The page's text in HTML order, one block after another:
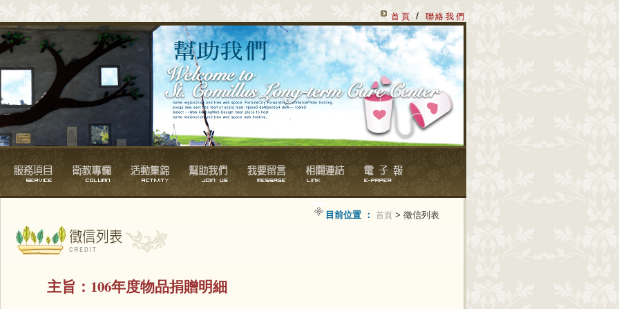
首頁 / 聯絡我們
目前位置 ： 首頁 > 徵信列表
主旨： 106年度物品捐贈明細